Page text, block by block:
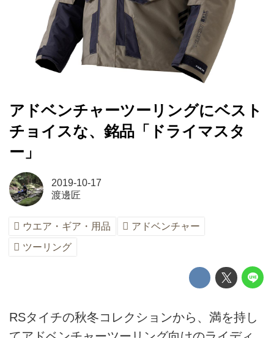
アドベンチャーツーリングにベスト
チョイスな、銘品「ドライマスタ
ー」
2019-10-17
渡邊匠
ウエア・ギア・用品
アドベンチャー
ツーリング
RSタイチの秋冬コレクションから、満を持し